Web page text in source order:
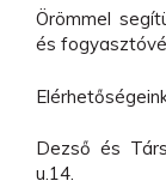
Örömmel
és
Dezső és
u.14.